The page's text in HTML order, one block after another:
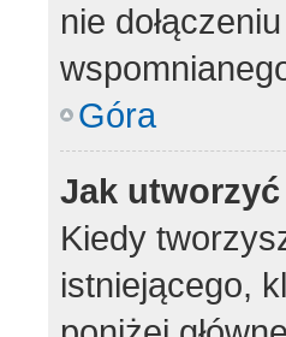
nie
Góra
Jak
Kiedy
istniejącego,